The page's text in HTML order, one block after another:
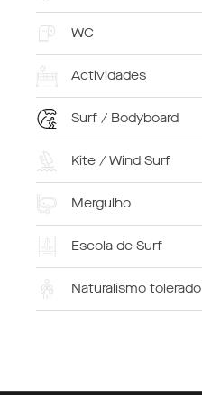
WC
Actividades
Surf / Bodyboard
Kite / Wind Surf
Mergulho
Escola de Surf
Naturalismo tolerado